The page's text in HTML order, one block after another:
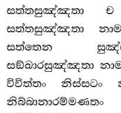
සත්තසුඤ්ඤතා ච
සත්තසුඤ්ඤතා
සත්තෙන
සඞ්ඛාරසුඤ්ඤතා
විවිත්තං නිස්සටං